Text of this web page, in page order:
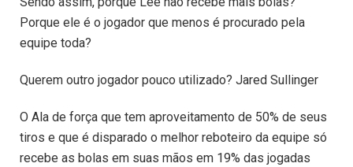
Porque ele é o jogador que menos é procurado pela
equipe toda?
Querem outro jogador pouco utilizado? Jared Sullinger
O Ala de força que tem aproveitamento de 50% de seus
tiros e que é disparado o melhor reboteiro da equipe só
recebe as bolas em suas mãos em 19% das jogadas